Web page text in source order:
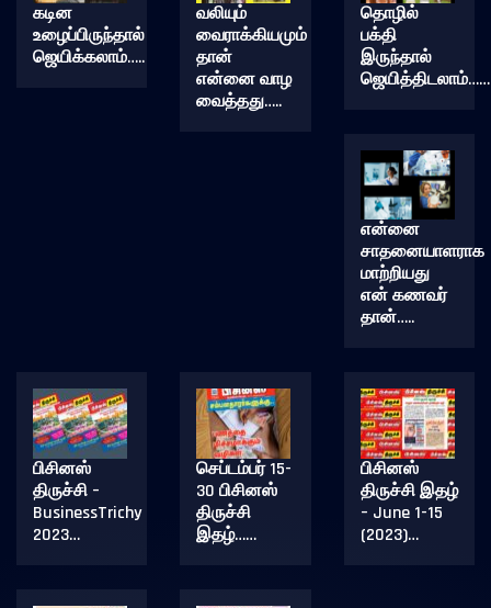
கடின
உழைப்பிருந்தால்
ஜெயிக்கலாம்…..
வலியும்
வைராக்கியமும்
தான்
என்னை வாழ
வைத்தது…..
தொழில்
பக்தி
இருந்தால்
என்னை
சாதனையாளராக
மாற்றியது
என் கணவர்
தான்…..
பிசினஸ்
திருச்சி –
BusinessTrichy
2023…
செப்டம்பர் 15-
30 பிசினஸ்
திருச்சி
இதழ்……
பிசினஸ்
திருச்சி இதழ்
– June 1-15
(2023)…